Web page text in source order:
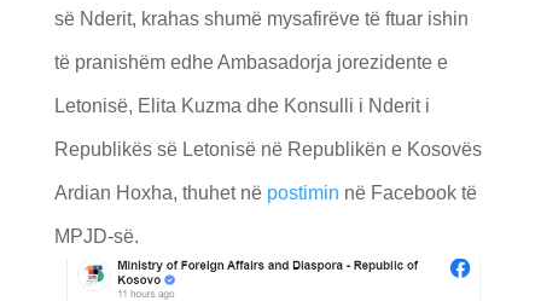
së Nderit, krahas shumë mysafirëve të ftuar ishin
të pranishëm edhe Ambasadorja jorezidente e
Letonisë, Elita Kuzma dhe Konsulli i Nderit i
Republikës së Letonisë në Republikën e Kosovës
Ardian Hoxha, thuhet nëpostimin në Facebook të
MPJD-së.